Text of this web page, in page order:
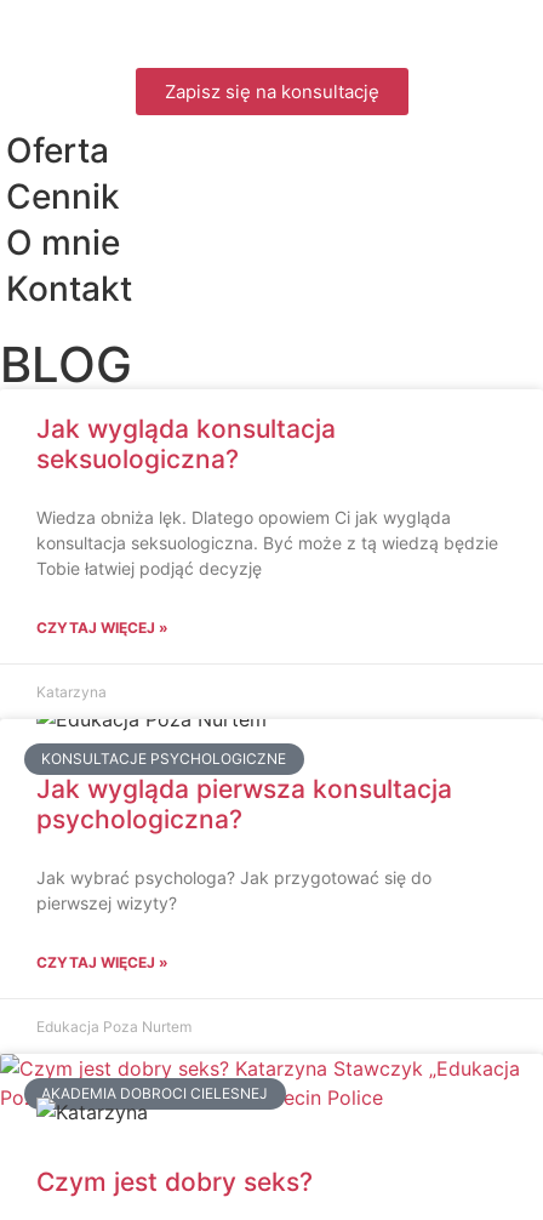
Zapisz się na konsultację
Oferta
Cennik
O mnie
Kontakt
BLOG
Jak wygląda konsultacja
seksuologiczna?
Wiedza obniża lęk. Dlatego opowiem Ci jak wygląda
konsultacja seksuologiczna. Być może z tą wiedzą będzie
Tobie łatwiej podjąć decyzję
CZYTAJ WIĘCEJ »
Katarzyna
KONSULTACJE PSYCHOLOGICZNE
Jak wygląda pierwsza konsultacja
psychologiczna?
Jak wybrać psychologa? Jak przygotować się do
pierwszej wizyty?
CZYTAJ WIĘCEJ »
Edukacja Poza Nurtem
AKADEMIA DOBROCI CIELESNEJ
Czym jest dobry seks?